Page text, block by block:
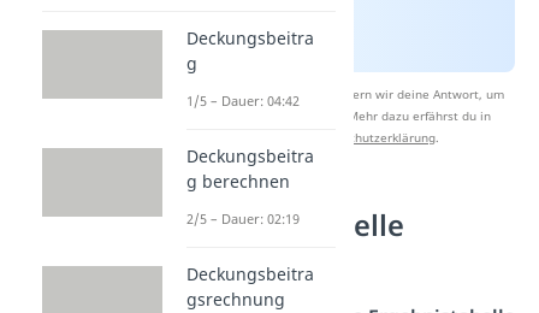
Nach Beantwortung speichern wir deine Antwort, um
Studyflix zu verbessern. Mehr dazu erfährst du in
Datenschutzerklärung
Ergebnistabelle
Vorlage
Deckungsbeitra
g
1/5 – Dauer: 04:42
Deckungsbeitra
g berechnen
2/5 – Dauer: 02:19
Deckungsbeitra
gsrechnung